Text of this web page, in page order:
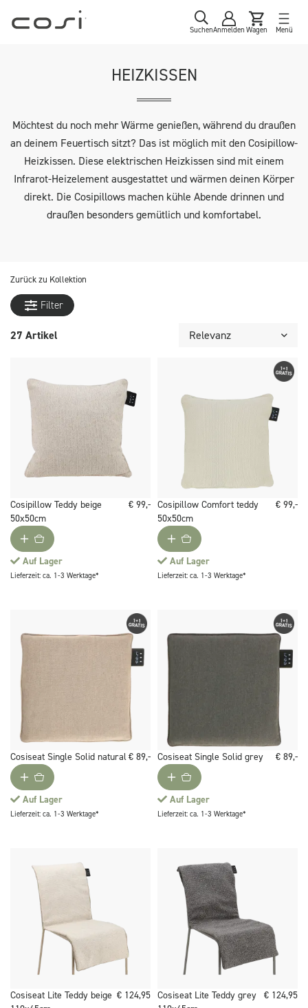
SuchenAnmelden Wagen Menü
HEIZKISSEN
Möchtest du noch mehr Wärme genießen, während du draußen
an deinem Feuertisch sitzt? Das ist möglich mit den Cosipillow-
Heizkissen. Diese elektrischen Heizkissen sind mit einem
Infrarot-Heizelement ausgestattet und wärmen deinen Körper
direkt. Die Cosipillows machen kühle Abende drinnen und
draußen besonders gemütlich und komfortabel.
Zurück zu Kollektion
Filter
27 Artikel
Cosipillow Teddy beige
50x50cm
€ 99,-
Auf Lager
Lieferzeit: ca. 1-3 Werktage*
Cosipillow Comfort teddy
50x50cm
€ 99,-
Auf Lager
Lieferzeit: ca. 1-3 Werktage*
Cosiseat Single Solid natural€ 89,-
Auf Lager
Lieferzeit: ca. 1-3 Werktage*
Cosiseat Single Solid grey € 89,-
Auf Lager
Lieferzeit: ca. 1-3 Werktage*
Cosiseat Lite Teddy beige € 124,95 Cosiseat Lite Teddy grey € 124,95